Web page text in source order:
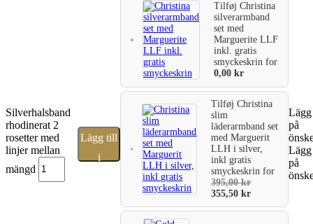
Silverhalsband
rhodinerat 2
rosetter med
linjer mellan
mängd
Lägg till
i
TilføjChristina
silverarmband
set med
Marguerite LLF
inkl. gratis
smyckeskrinfor
0,00kr
TilføjChristina
slim
läderarmband set
med Marguerit
LLH i silver,
inkl gratis
smyckeskrinfor
395,00kr
355,50kr
på
på